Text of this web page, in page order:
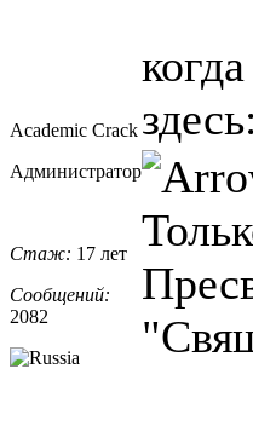
Academic Crack
Администратор
Стаж: 17 лет
Сообщений:
2082
здесь: